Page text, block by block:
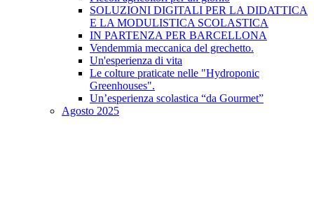
SOLUZIONI DIGITALI PER LA DIDATTICA
E LA MODULISTICA SCOLASTICA
IN PARTENZA PER BARCELLONA
Vendemmia meccanica del grechetto.
Un'esperienza di vita
Le colture praticate nelle "Hydroponic
Greenhouses".
Un’esperienza scolastica “da Gourmet”
Agosto 2025